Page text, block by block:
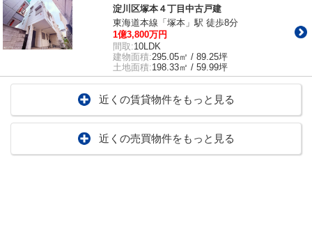
淀川区塚本４丁目中古戸建
東海道本線「塚本」駅 徒歩8分
1億3,800万円
間取:10LDK
建物面積:295.05㎡ / 89.25坪
土地面積:198.33㎡ / 59.99坪
近くの賃貸物件をもっと見る
近くの売買物件をもっと見る